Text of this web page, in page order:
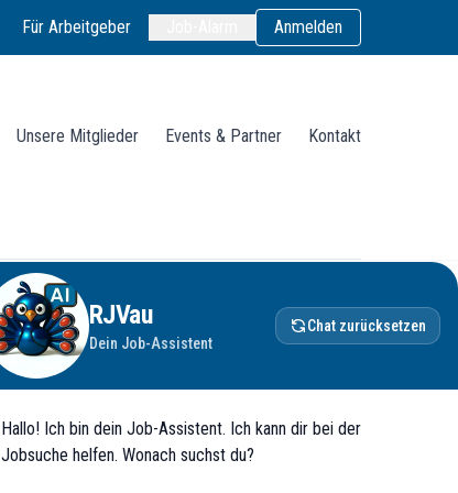
Für Arbeitgeber Anmelden
Unsere Mitglieder Events & Partner Kontakt
RJVau
Dein Job-Assistent
Chat zurücksetzen
Hallo! Ich bin dein Job-Assistent. Ich kann dir bei der
Jobsuche helfen. Wonach suchst du?